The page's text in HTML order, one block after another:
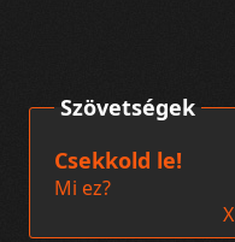
Szövetségek
Csekkold le!
Mi ez?
X